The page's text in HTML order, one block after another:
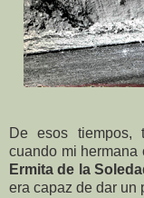
De esos tiempos,
cuando mi hermana
Ermita de la
era capaz de dar un